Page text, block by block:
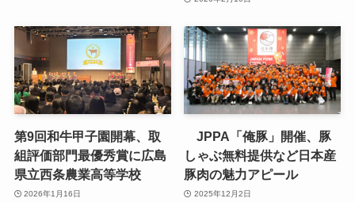
第9回和牛甲子園開幕、取
組評価部門最優秀賞に広島
県立西条農業高等学校
2026年1月16日
JPPA「俺豚」開催、豚
しゃぶ無料提供など日本産
豚肉の魅力アピール
2025年12月2日